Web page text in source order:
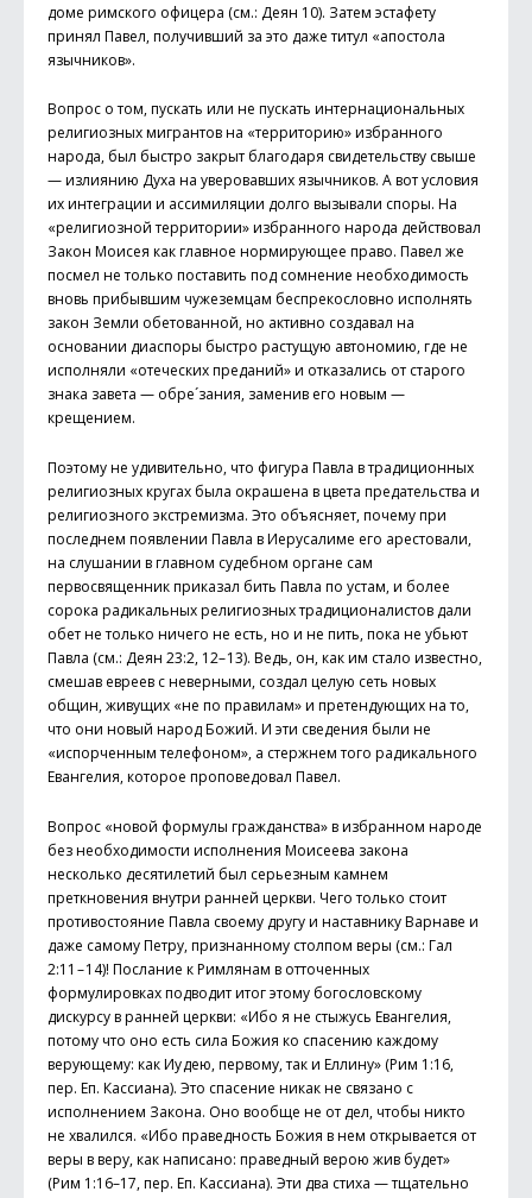
доме римского офицера (см.: Деян 10). Затем эстафету
принял Павел, получивший за это даже титул «апостола
язычников».
Вопрос о том, пускать или не пускать интернациональных
религиозных мигрантов на «территорию» избранного
народа, был быстро закрыт благодаря свидетельству свыше
— излиянию Духа на уверовавших язычников. А вот условия
их интеграции и ассимиляции долго вызывали споры. На
«религиозной территории» избранного народа действовал
Закон Моисея как главное нормирующее право. Павел же
посмел не только поставить под сомнение необходимость
вновь прибывшим чужеземцам беспрекословно исполнять
закон Земли обетованной, но активно создавал на
основании диаспоры быстро растущую автономию, где не
исполняли «отеческих преданий» и отказались от старого
знака завета — обре´зания, заменив его новым —
крещением.
Поэтому не удивительно, что фигура Павла в традиционных
религиозных кругах была окрашена в цвета предательства и
религиозного экстремизма. Это объясняет, почему при
последнем появлении Павла в Иерусалиме его арестовали,
на слушании в главном судебном органе сам
первосвященник приказал бить Павла по устам, и более
сорока радикальных религиозных традиционалистов дали
обет не только ничего не есть, но и не пить, пока не убьют
Павла (см.: Деян 23:2, 12– 13). Ведь, он, как им стало известно,
смешав евреев с неверными, создал целую сеть новых
общин, живущих «не по правилам» и претендующих на то,
что они новый народ Божий. И эти сведения были не
«испорченным телефоном», а стержнем того радикального
Евангелия, которое проповедовал Павел.
Вопрос «новой формулы гражданства» в избранном народе
без необходимости исполнения Моисеева закона
несколько десятилетий был серьезным камнем
преткновения внутри ранней церкви. Чего только стоит
противостояние Павла своему другу и наставнику Варнаве и
даже самому Петру, признанному столпом веры (см.: Гал
2:11 – 14)! Послание к Римлянам в отточенных
формулировках подводит итог этому богословскому
дискурсу в ранней церкви: «Ибо я не стыжусь Евангелия,
потому что оно есть сила Божия ко спасению каждому
верующему: как Иу дею, первому, так и Еллину» (Рим 1:16,
пер. Еп. Кассиана). Это спасение никак не связано с
исполнением Закона. Оно вообще не от дел, чтобы никто
не хвалился. «Ибо праведность Божия в нем открывается от
веры в веру, как написано: праведный верою жив будет»
(Рим 1:16–17, пер. Еп. Кассиана). Эти два стиха — тщательно